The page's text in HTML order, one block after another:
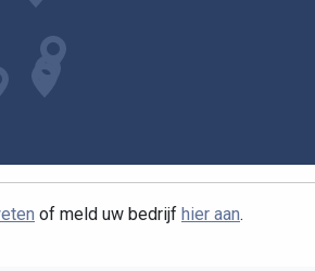
of meld uw bedrijf hier aan.